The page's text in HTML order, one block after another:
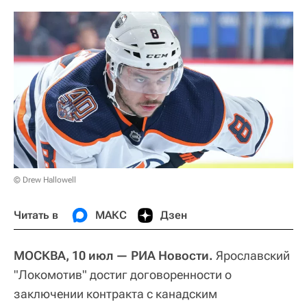
© Drew Hallowell
Читать в МАКС Дзен
МОСКВА, 10 июл — РИА Новости. Ярославский
"Локомотив" достиг договоренности о
заключении контракта с канадским